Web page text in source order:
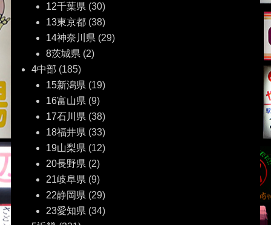
12千葉県 (30)
13東京都(38)
14神奈川県 (29)
8茨城県 (2)
4中部 (185)
15新潟県 (19)
16富山県 (9)
17石川県 (38)
18福井県 (33)
19山梨県 (12)
20長野県 (2)
21岐阜県 (9)
22静岡県 (29)
23愛知県 (34)